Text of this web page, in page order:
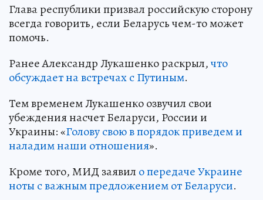
Глава республики призвал российскую сторону
всегда говорить, если Беларусь чем-то может
помочь.
Ранее Александр Лукашенко раскрыл,что
обсуждает на встречах с Путиным.
Тем временем Лукашенко озвучил свои
убеждения насчет Беларуси, России и
Украины: «Голову свою в порядок приведем и
наладим наши отношения».
Кроме того, МИД заявил о передаче Украине
ноты с важным предложением от Беларуси.